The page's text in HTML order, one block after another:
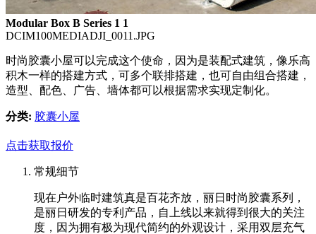
Modular Box B Series 1 1
DCIM100MEDIADJI_0011.JPG
时尚胶囊小屋可以完成这个使命，因为是装配式建筑，像乐高
积木一样的搭建方式，可多个联排搭建，也可自由组合搭建，
造型、配色、广告、墙体都可以根据需求实现定制化。
分类: 胶囊小屋
点击获取报价
常规细节
现在户外临时建筑真是百花齐放，丽日时尚胶囊系列，
是丽日研发的专利产品，自上线以来就得到很大的关注
度，因为拥有极为现代简约的外观设计，采用双层充气